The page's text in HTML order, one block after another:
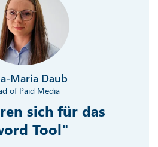
Maria Daub
of Paid Media
sich für das
Tool"